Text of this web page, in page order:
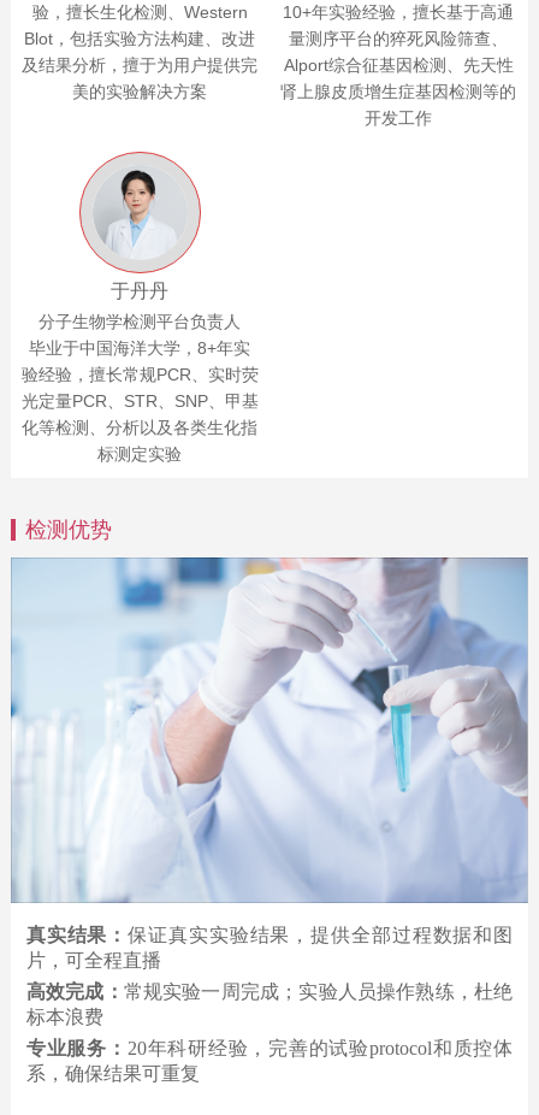
验，擅长生化检测、Western
Blot，包括实验方法构建、改进
及结果分析，擅于为用户提供完
美的实验解决方案
10+年实验经验，擅长基于高通
量测序平台的猝死风险筛查、
Alport综合征基因检测、先天性
肾上腺皮质增生症基因检测等的
开发工作
于丹丹
分子生物学检测平台负责人
毕业于中国海洋大学，8+年实
验经验，擅长常规PCR、实时荧
光定量PCR、STR、SNP、甲基
化等检测、分析以及各类生化指
标测定实验
检测优势
真实结果：保证真实实验结果，提供全部过程数据和图
片，可全程直播
高效完成： 常规实验一周完成；实验人员操作熟练，杜绝
标本浪费
专业服务： 20年科研经验，完善的试验protocol和质控体
系，确保结果可重复